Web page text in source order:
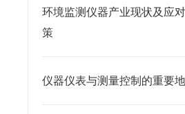
环境监测仪器产业现状及应
策
仪器仪表与测量控制的重要